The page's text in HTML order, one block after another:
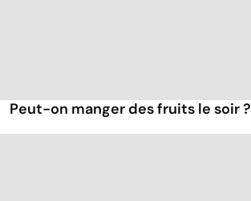
Peut-on manger des fruits le soir ?